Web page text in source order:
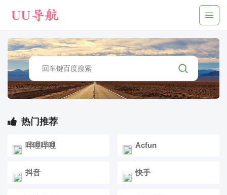
热门推荐
哔哩哔哩 Acfun
抖音 快手